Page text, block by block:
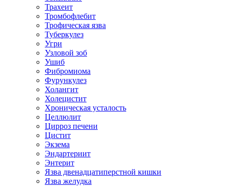
Трахеит
Тромбофлебит
Трофическая язва
Туберкулез
Угри
Узловой зоб
Ушиб
Фибромиома
Фурункулез
Холангит
Холецистит
Хроническая усталость
Целлюлит
Цирроз печени
Цистит
Экзема
Эндартериит
Энтерит
Язва двенадцатиперстной кишки
Язва желудка